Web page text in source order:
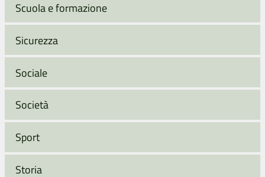
Scuola e formazione
Sicurezza
Sociale
Società
Sport
Storia